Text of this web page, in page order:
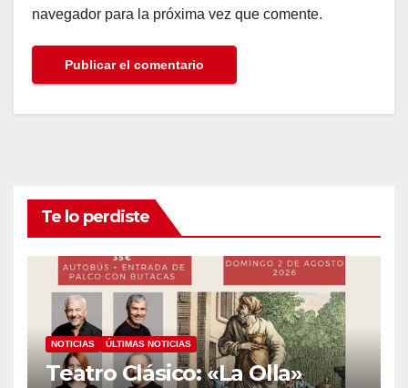
navegador para la próxima vez que comente.
Te lo perdiste
NOTICIAS ÚLTIMAS NOTICIAS
Teatro Clásico: «La Olla»